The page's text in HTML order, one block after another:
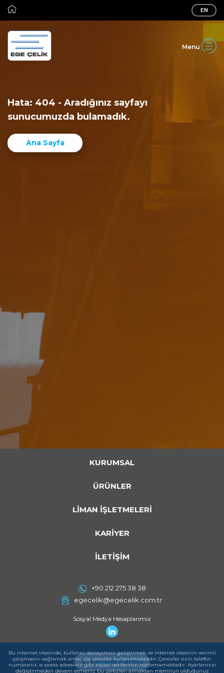
EN
Hata: 404 - Aradığınız sayfayı
sunucumuzda bulamadık.
Ana Sayfa
KURUMSAL
ÜRÜNLER
LİMAN İŞLETMELERİ
KARİYER
İLETİŞİM
+90 212 275 38 38
egecelik@egecelik.com.tr
Sosyal Medya Hesaplarımız
İletişim Formu
Bu internet sitesinde, kullanıcı deneyimini geliştirmek ve internet sitesinin verimli
çalışmasını sağlamak amacıyla çerezler kullanılmaktadır. Çerezler sizin telefon
numaranız, e-posta adresiniz gibi kişisel verilerinizi toplamamaktadır. Ayarlarınızı
değiştirmeden devam etmeniz bu çerezleri almaktan memnun olduğunuz